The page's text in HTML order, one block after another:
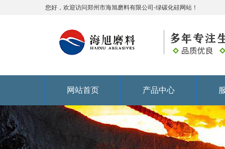
您好，欢迎访问郑州市海旭磨料有限公司-绿碳化硅网站！
网站首页 产品中心